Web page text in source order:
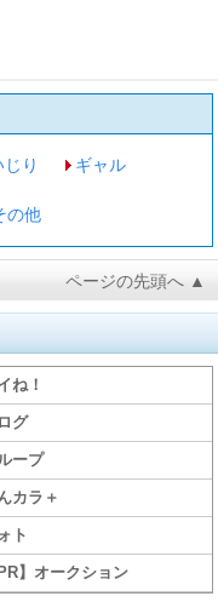
り ギャル
の他
ページの先頭へ ▲
ね！
グ
ープ
カラ＋
ト
PR】オークション